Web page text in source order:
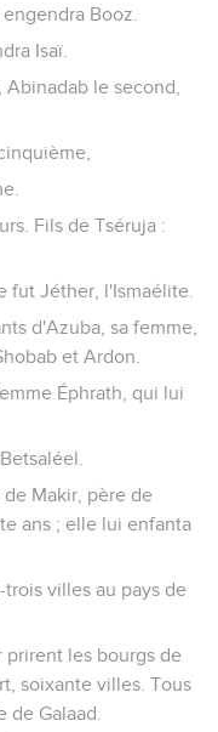
Booz.
Isaï.
le second,
Fils de Tséruja :
fut Jéther, l'Ismaélite.
d'Azuba, sa femme,
et Ardon.
Éphrath, qui lui
Makir, père de
ans ; elle lui enfanta
villes au pays de
prirent les bourgs de
soixante villes. Tous
Galaad.